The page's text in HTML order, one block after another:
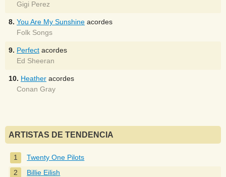
Gigi Perez
8. You Are My Sunshine acordes
Folk Songs
9. Perfect acordes
Ed Sheeran
10. Heather acordes
Conan Gray
ARTISTAS DE TENDENCIA
Twenty One Pilots
Billie Eilish